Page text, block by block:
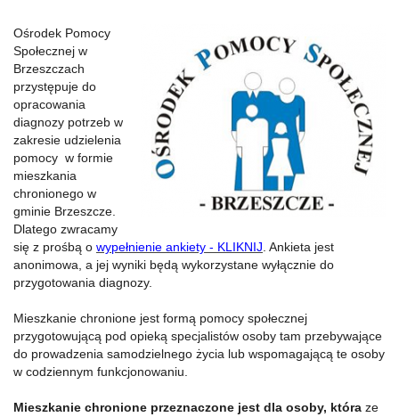
Ośrodek Pomocy
Społecznej w
Brzeszczach
przystępuje do
opracowania
diagnozy potrzeb w
zakresie udzielenia
pomocy w formie
mieszkania
chronionego w
gminie Brzeszcze.
Dlatego zwracamy
się z prośbą o wypełnienie ankiety - KLIKNIJ . Ankieta jest
anonimowa, a jej wyniki będą wykorzystane wyłącznie do
przygotowania diagnozy.
Mieszkanie chronione jest formą pomocy społecznej
przygotowującą pod opieką specjalistów osoby tam przebywające
do prowadzenia samodzielnego życia lub wspomagającą te osoby
w codziennym funkcjonowaniu.
Mieszkanie chronione przeznaczone jest dla osoby, która ze